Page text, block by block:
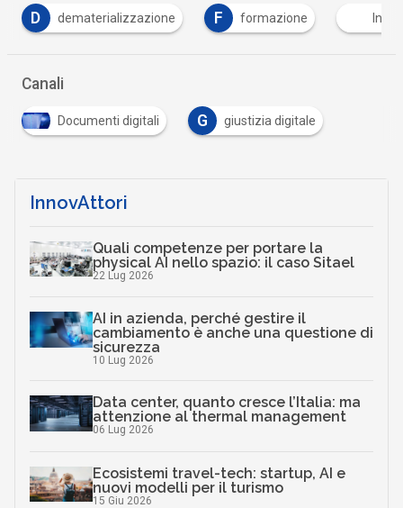
F formazione Intelligenza Artificiale
Canali
Documenti digitali G giustizia digitale
InnovAttori
Quali competenze per portare la
physical AI nello spazio: il caso Sitael
22 Lug 2026
AI in azienda, perché gestire il
cambiamento è anche una questione di
sicurezza
10 Lug 2026
Data center, quanto cresce l’Italia: ma
attenzione al thermal management
06 Lug 2026
Ecosistemi travel-tech: startup, AI e
nuovi modelli per il turismo
15 Giu 2026